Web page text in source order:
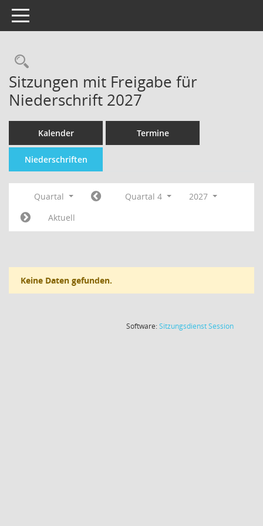
Toggle navigation
Sitzungen mit Freigabe für
Niederschrift 2027
Kalender Termine
Niederschriften
Quartal Quartal 4
2027
Aktuell
Keine Daten gefunden.
Software:SitzungsdienstSession(Wird in